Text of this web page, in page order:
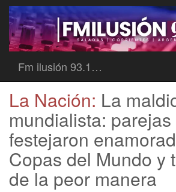
Fm ilusión 93.1…
La Nación: La
mundialista:
festejaron
Copas del Mundo y
de la peor manera